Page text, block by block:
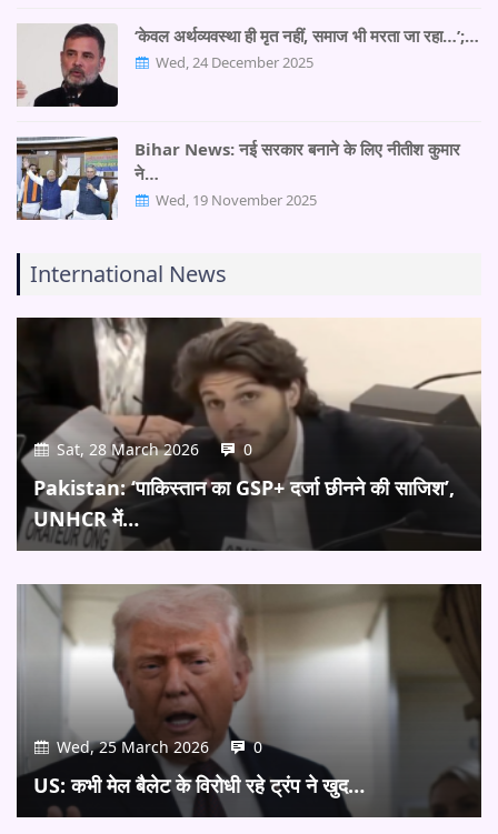
‘केवल अर्थव्यवस्था ही मृत नहीं, समाज भी मरता जा रहा…’;…
Wed, 24 December 2025
Bihar News: नई सरकार बनाने के लिए नीतीश कुमार
ने…
Wed, 19 November 2025
International News
Sat, 28 March 2026 0
Pakistan: ‘पाकिस्तान का GSP+ दर्जा छीनने की साजिश’,
UNHCR में…
Wed, 25 March 2026 0
US: कभी मेल बैलेट के विरोधी रहे ट्रंप ने खुद…